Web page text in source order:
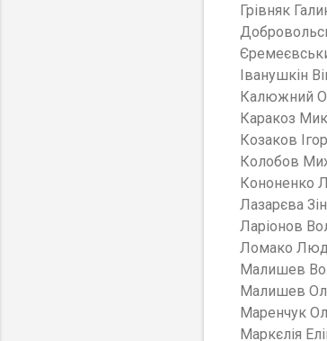
Грівняк
Іванушкін
Калюжний
Каракоз
Козаков
Колобов
Кононенко
Лазарєва
Ларіонов
Ломако
Малишев
Малишев
Маренчук
Маркєлія